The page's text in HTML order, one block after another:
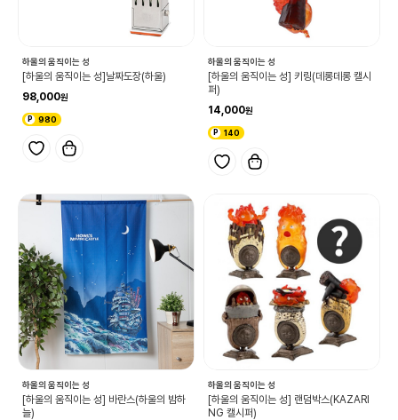
하울의 움직이는 성
[하울의 움직이는 성]날짜도장(하울)
98,000
980
하울의 움직이는 성
[하울의 움직이는 성] 키링(데롱데롱 캘시
퍼)
14,000
140
하울의 움직이는 성
[하울의 움직이는 성] 바란스(하울의 밤하
늘)
하울의 움직이는 성
[하울의 움직이는 성] 랜덤박스(KAZARI
NG 캘시퍼)